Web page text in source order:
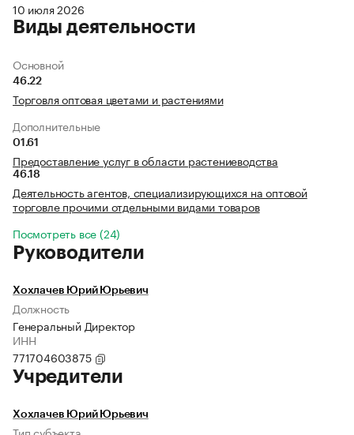
10 июля 2026
Виды деятельности
Основной
46.22
Торговля оптовая цветами и растениями
Дополнительные
01.61
Предоставление услуг в области растениеводства
46.18
Деятельность агентов, специализирующихся на оптовой
торговле прочими отдельными видами товаров
Посмотреть все (24)
Руководители
Хохлачев Юрий Юрьевич
Должность
Генеральный Директор
ИНН
771704603875
Учредители
Хохлачев Юрий Юрьевич